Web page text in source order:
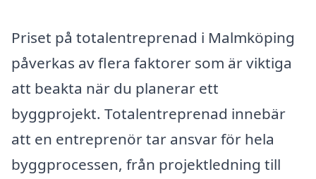
Priset på totalentreprenad i Malmköping
påverkas av flera faktorer som är viktiga
att beakta när du planerar ett
byggprojekt. Totalentreprenad innebär
att en entreprenör tar ansvar för hela
byggprocessen, från projektledning till